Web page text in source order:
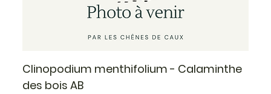
Clinopodium menthifolium - Calaminthe
des bois AB